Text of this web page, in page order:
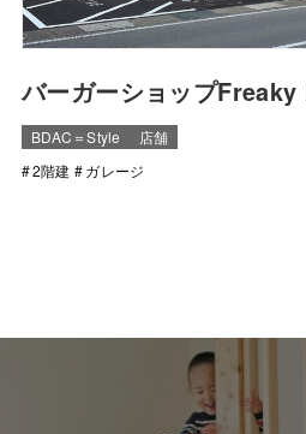
バーガーショップ
BDAC＝Style
店舗
2階建
ガレージ